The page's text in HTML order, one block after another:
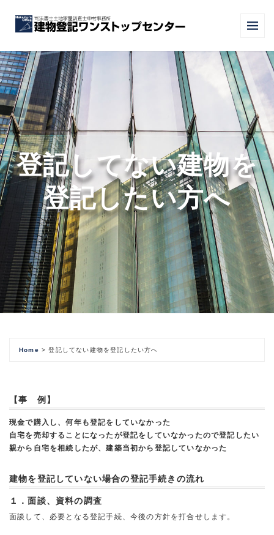
登記してない建物を
登記したい方へ
Home >登記してない建物を登記したい方へ
【事 例】
現金で購入し、何年も登記をしていなかった
自宅を売却することになったが登記をしていなかったので登記したい
親から自宅を相続したが、建築当初から登記していなかった
建物を登記していない場合の登記手続きの流れ
１．面談、資料の調査
面談して、必要となる登記手続、今後の方針を打合せします。